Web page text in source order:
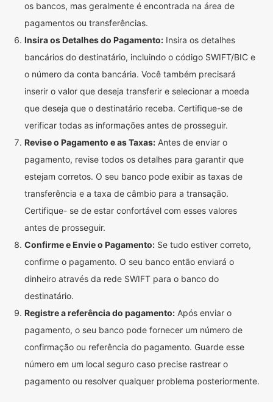
os bancos, mas geralmente é encontrada na área de
pagamentos ou transferências.
Insira os Detalhes do Pagamento: Insira os detalhes
bancários do destinatário, incluindo o código SWIFT/BIC e
o número da conta bancária. Você também precisará
inserir o valor que deseja transferir e selecionar a moeda
que deseja que o destinatário receba. Certifique-se de
verificar todas as informações antes de prosseguir.
Revise o Pagamento e as Taxas: Antes de enviar o
pagamento, revise todos os detalhes para garantir que
estejam corretos. O seu banco pode exibir as taxas de
transferência e a taxa de câmbio para a transação.
Certifique- se de estar confortável com esses valores
antes de prosseguir.
Confirme e Envie o Pagamento: Se tudo estiver correto,
confirme o pagamento. O seu banco então enviará o
dinheiro através da rede SWIFT para o banco do
destinatário.
Registre a referência do pagamento: Após enviar o
pagamento, o seu banco pode fornecer um número de
confirmação ou referência do pagamento. Guarde esse
número em um local seguro caso precise rastrear o
pagamento ou resolver qualquer problema posteriormente.